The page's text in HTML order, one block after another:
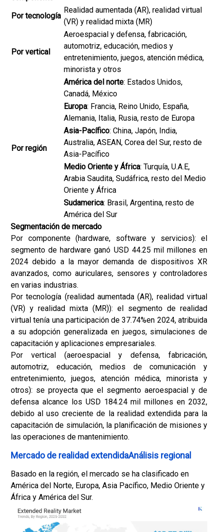
Por tecnología
Realidad aumentada (AR), realidad virtual
(VR) y realidad mixta (MR)
Por vertical
Aeroespacial y defensa, fabricación,
automotriz, educación, medios y
entretenimiento, juegos, atención médica,
minorista y otros
Por región
América del norte: Estados Unidos,
Canadá, México
Europa: Francia, Reino Unido, España,
Alemania, Italia, Rusia, resto de Europa
Asia-Pacífico: China, Japón, India,
Australia, ASEAN, Corea del Sur, resto de
Asia-Pacífico
Medio Oriente y África: Turquía, U.A.E,
Arabia Saudita, Sudáfrica, resto del Medio
Oriente y África
Sudamerica: Brasil, Argentina, resto de
América del Sur
Segmentación de mercado
Por componente (hardware, software y servicios): el
segmento de hardware ganó USD 44.25 mil millones en
2024 debido a la mayor demanda de dispositivos XR
avanzados, como auriculares, sensores y controladores
en varias industrias.
Por tecnología (realidad aumentada (AR), realidad virtual
(VR) y realidad mixta (MR)): el segmento de realidad
virtual tenía una participación de 37.74%en 2024, atribuida
a su adopción generalizada en juegos, simulaciones de
capacitación y aplicaciones empresariales.
Por vertical (aeroespacial y defensa, fabricación,
automotriz, educación, medios de comunicación y
entretenimiento, juegos, atención médica, minorista y
otros): se proyecta que el segmento aeroespacial y de
defensa alcance los USD 184.24 mil millones en 2032,
debido al uso creciente de la realidad extendida para la
capacitación de simulación, la planificación de misiones y
las operaciones de mantenimiento.
Mercado de realidad extendidaAnálisis regional
Basado en la región, el mercado se ha clasificado en
América del Norte, Europa, Asia Pacífico, Medio Oriente y
África y América del Sur.